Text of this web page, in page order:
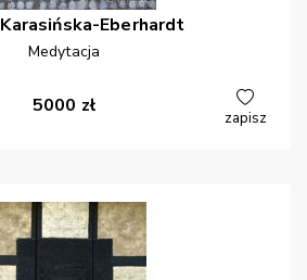
Karasińska-Eberhardt
Medytacja
5000 zł
zapisz